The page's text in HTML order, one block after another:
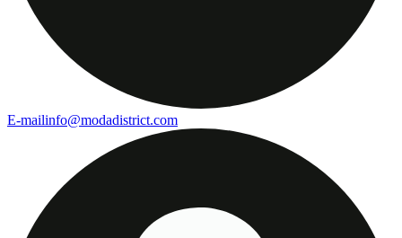
E-mailinfo@modadistrict.com